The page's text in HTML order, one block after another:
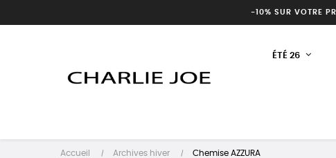
-10% SUR VOTRE
ÉTÉ 26
Accueil Archives hiver Chemise AZZURA